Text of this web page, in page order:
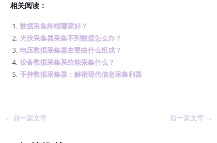
相关阅读：
数据采集终端哪家好？
光伏采集器采集不到数据怎么办？
电压数据采集器主要由什么组成？
设备数据采集系统能采集什么？
手持数据采集器：解密现代信息采集利器
← 前一篇文章 后一篇文章 →